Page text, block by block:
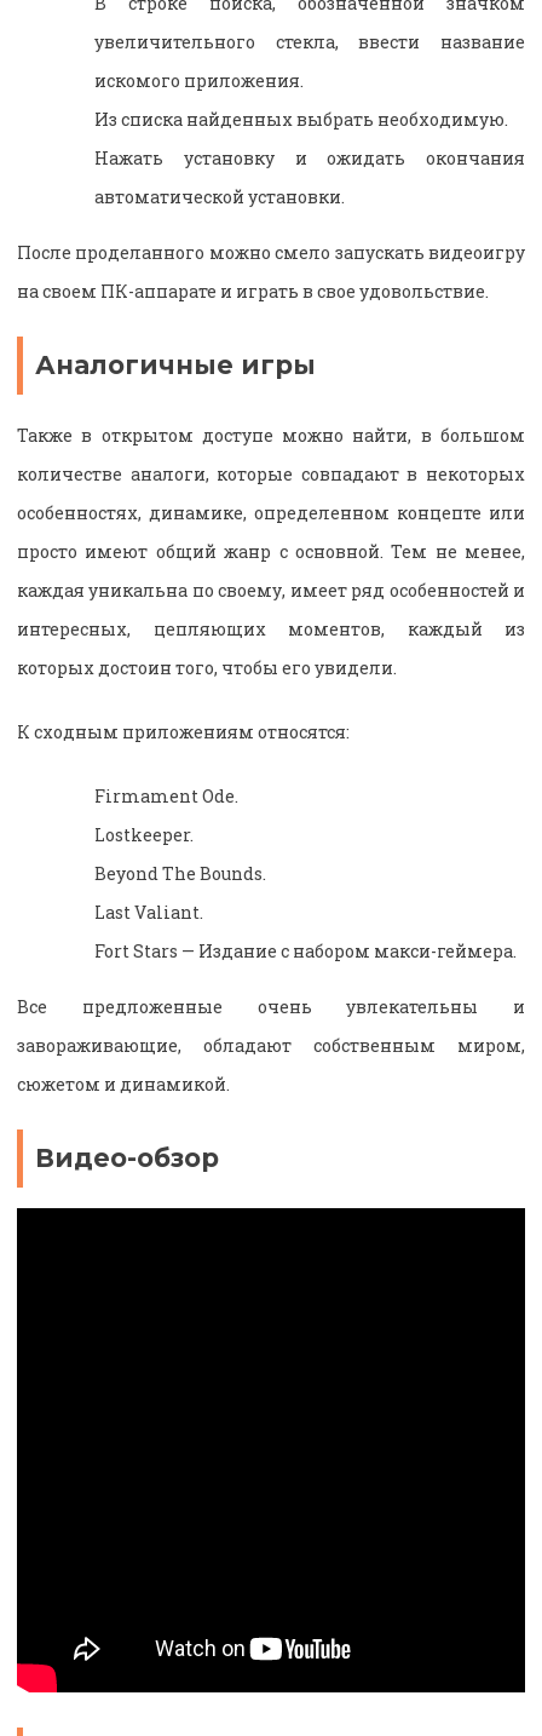
увеличительного стекла, ввести название
искомого приложения.
Из списка найденных выбрать необходимую.
Нажать установку и ожидать окончания
автоматической установки.
После проделанного можно смело запускать видеоигру
на своем ПК-аппарате и играть в свое удовольствие.
Аналогичные игры
Также в открытом доступе можно найти, в большом
количестве аналоги, которые совпадают в некоторых
особенностях, динамике, определенном концепте или
просто имеют общий жанр с основной. Тем не менее,
каждая уникальна по своему, имеет ряд особенностей и
интересных, цепляющих моментов, каждый из
которых достоин того, чтобы его увидели.
К сходным приложениям относятся:
Firmament Ode.
Lostkeeper.
Beyond The Bounds.
Last Valiant.
Fort Stars — Издание с набором макси-геймера.
Все предложенные очень увлекательны и
завораживающие, обладают собственным миром,
сюжетом и динамикой.
Видео-обзор